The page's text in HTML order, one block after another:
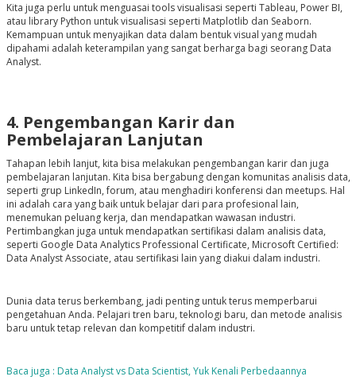
Kita juga perlu untuk menguasai tools visualisasi seperti Tableau, Power BI,
atau library Python untuk visualisasi seperti Matplotlib dan Seaborn.
Kemampuan untuk menyajikan data dalam bentuk visual yang mudah
dipahami adalah keterampilan yang sangat berharga bagi seorang Data
Analyst.
4. Pengembangan Karir dan
Pembelajaran Lanjutan
Tahapan lebih lanjut, kita bisa melakukan pengembangan karir dan juga
pembelajaran lanjutan. Kita bisa bergabung dengan komunitas analisis data,
seperti grup LinkedIn, forum, atau menghadiri konferensi dan meetups. Hal
ini adalah cara yang baik untuk belajar dari para profesional lain,
menemukan peluang kerja, dan mendapatkan wawasan industri.
Pertimbangkan juga untuk mendapatkan sertifikasi dalam analisis data,
seperti Google Data Analytics Professional Certificate, Microsoft Certified:
Data Analyst Associate, atau sertifikasi lain yang diakui dalam industri.
Dunia data terus berkembang, jadi penting untuk terus memperbarui
pengetahuan Anda. Pelajari tren baru, teknologi baru, dan metode analisis
baru untuk tetap relevan dan kompetitif dalam industri.
Baca juga : Data Analyst vs Data Scientist, Yuk Kenali Perbedaannya